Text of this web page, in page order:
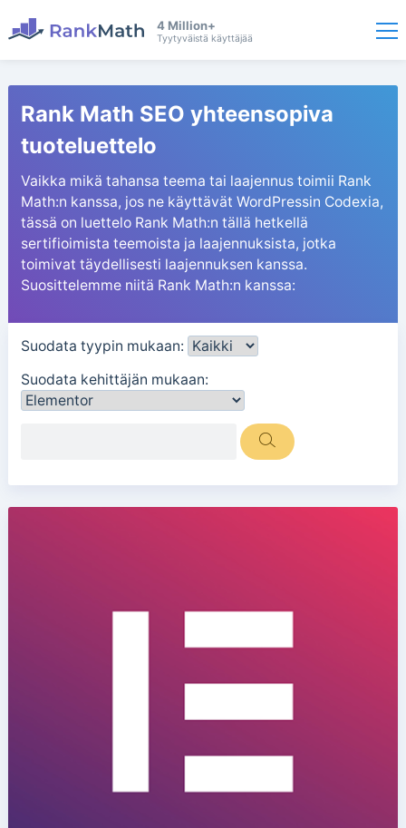
4 Million+
Tyytyväistä käyttäjää
Rank Math SEO yhteensopiva
tuoteluettelo
Vaikka mikä tahansa teema tai laajennus toimii Rank
Math:n kanssa, jos ne käyttävät WordPressin Codexia,
tässä on luettelo Rank Math:n tällä hetkellä
sertifioimista teemoista ja laajennuksista, jotka
toimivat täydellisesti laajennuksen kanssa.
Suosittelemme niitä Rank Math:n kanssa:
Suodata tyypin mukaan:
Suodata kehittäjän mukaan: